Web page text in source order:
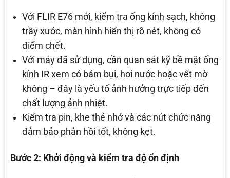
Với FLIR E76 mới, kiểm tra ống kính sạch, không
trầy xước, màn hình hiển thị rõ nét, không có
điểm chết.
Với máy đã sử dụng, cần quan sát kỹ bề mặt ống
kính IR xem có bám bụi, hơi nước hoặc vết mờ
không – đây là yếu tố ảnh hưởng trực tiếp đến
chất lượng ảnh nhiệt.
Kiểm tra pin, khe thẻ nhớ và các nút chức năng
đảm bảo phản hồi tốt, không kẹt.
Bước 2: Khởi động và kiểm tra độ ổn định